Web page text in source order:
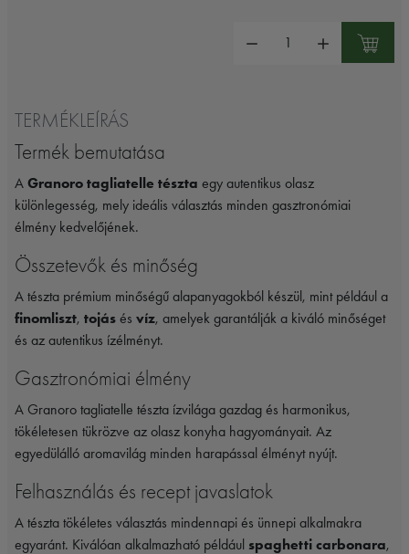
TERMÉKLEÍRÁS
Termék bemutatása
A Granoro tagliatelle tészta egy autentikus olasz
különlegesség, mely ideális választás minden gasztronómiai
élmény kedvelőjének.
Összetevők és minőség
A tészta prémium minőségű alapanyagokból készül, mint például a
finomliszt, tojás és víz, amelyek garantálják a kiváló minőséget
és az autentikus ízélményt.
Gasztronómiai élmény
A Granoro tagliatelle tészta ízvilága gazdag és harmonikus,
tökéletesen tükrözve az olasz konyha hagyományait. Az
egyedülálló aromavilág minden harapással élményt nyújt.
Felhasználás és recept javaslatok
A tészta tökéletes választás mindennapi és ünnepi alkalmakra
egyaránt. Kiválóan alkalmazható például spaghetti carbonara,